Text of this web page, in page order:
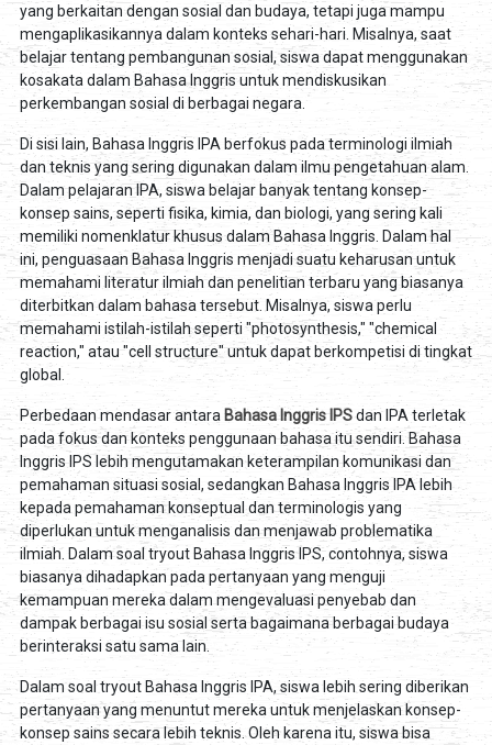
yang berkaitan dengan sosial dan budaya, tetapi juga mampu
mengaplikasikannya dalam konteks sehari-hari. Misalnya, saat
belajar tentang pembangunan sosial, siswa dapat menggunakan
kosakata dalam Bahasa Inggris untuk mendiskusikan
perkembangan sosial di berbagai negara.
Di sisi lain, Bahasa Inggris IPA berfokus pada terminologi ilmiah
dan teknis yang sering digunakan dalam ilmu pengetahuan alam.
Dalam pelajaran IPA, siswa belajar banyak tentang konsep-
konsep sains, seperti fisika, kimia, dan biologi, yang sering kali
memiliki nomenklatur khusus dalam Bahasa Inggris. Dalam hal
ini, penguasaan Bahasa Inggris menjadi suatu keharusan untuk
memahami literatur ilmiah dan penelitian terbaru yang biasanya
diterbitkan dalam bahasa tersebut. Misalnya, siswa perlu
memahami istilah-istilah seperti "photosynthesis," "chemical
reaction," atau "cell structure" untuk dapat berkompetisi di tingkat
global.
Perbedaan mendasar antara Bahasa Inggris IPSdan IPA terletak
pada fokus dan konteks penggunaan bahasa itu sendiri. Bahasa
Inggris IPS lebih mengutamakan keterampilan komunikasi dan
pemahaman situasi sosial, sedangkan Bahasa Inggris IPA lebih
kepada pemahaman konseptual dan terminologis yang
diperlukan untuk menganalisis dan menjawab problematika
ilmiah. Dalam soal tryout Bahasa Inggris IPS, contohnya, siswa
biasanya dihadapkan pada pertanyaan yang menguji
kemampuan mereka dalam mengevaluasi penyebab dan
dampak berbagai isu sosial serta bagaimana berbagai budaya
berinteraksi satu sama lain.
Dalam soal tryout Bahasa Inggris IPA, siswa lebih sering diberikan
pertanyaan yang menuntut mereka untuk menjelaskan konsep-
konsep sains secara lebih teknis. Oleh karena itu, siswa bisa